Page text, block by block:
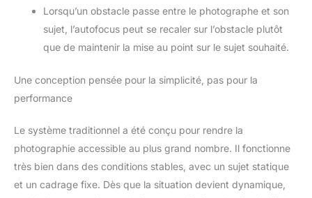
Lorsqu’un obstacle passe entre le photographe et son
sujet, l’autofocus peut se recaler sur l’obstacle plutôt
que de maintenir la mise au point sur le sujet souhaité.
Une conception pensée pour la simplicité, pas pour la
performance
Le système traditionnel a été conçu pour rendre la
photographie accessible au plus grand nombre. Il fonctionne
très bien dans des conditions stables, avec un sujet statique
et un cadrage fixe. Dès que la situation devient dynamique,